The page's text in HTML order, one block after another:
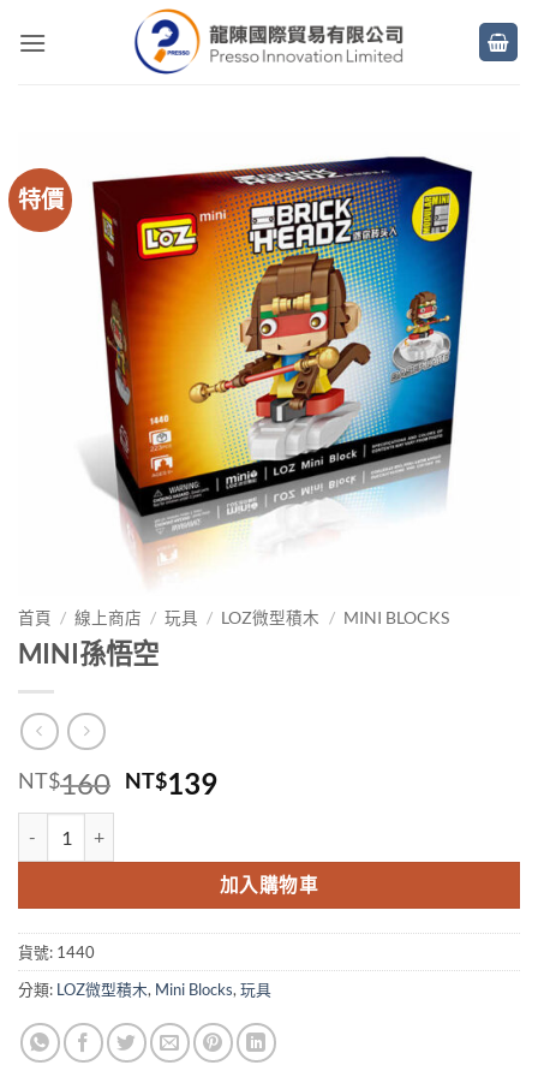
特價
首頁 / 線上商店 / 玩具 / LOZ微型積木 / MINI BLOCKS
MINI孫悟空
NT$160 原
格：
NT$160。
NT$139目
格：
NT$139。
加入購物車
貨號: 1440
分類: LOZ微型積木, Mini Blocks,玩具